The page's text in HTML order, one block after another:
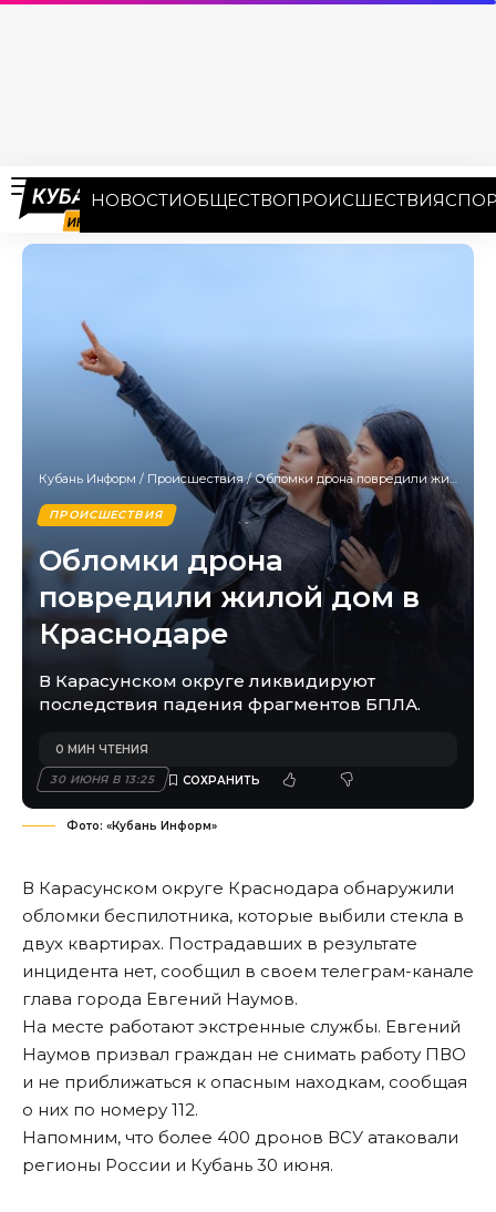
НОВОСТИОБЩЕСТВОПРОИСШЕСТВИЯ
Кубань Информ / Происшествия/Обломки дрона повредили жилой дом в Краснодаре
ПРОИСШЕСТВИЯ
Обломки дрона
повредили жилой дом в
Краснодаре
В Карасунском округе ликвидируют
последствия падения фрагментов БПЛА.
30 ИЮНЯ В 13:25
0 МИН ЧТЕНИЯ
Фото: «Кубань Информ»
В Карасунском округе Краснодара обнаружили
обломки беспилотника, которые выбили стекла в
двух квартирах. Пострадавших в результате
инцидента нет, сообщил в своем телеграм-канале
глава города Евгений Наумов.
На месте работают экстренные службы. Евгений
Наумов призвал граждан не снимать работу ПВО
и не приближаться к опасным находкам, сообщая
о них по номеру 112.
Напомним, что более 400 дронов ВСУ атаковали
регионы России и Кубань 30 июня.